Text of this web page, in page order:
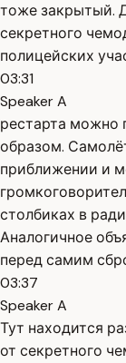
тоже закрытый.
секретного
полицейских
03:31
Speaker A
рестарта можно
образом.
приближении и
столбиках в
Аналогичное
перед самим
03:37
Speaker A
Тут находится
от секретного